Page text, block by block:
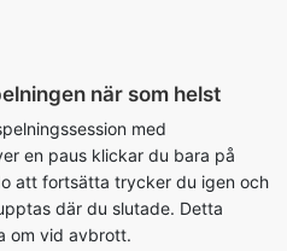
när som helst
med
en paus klickar du bara på
att fortsätta trycker du igen och
där du slutade. Detta
om vid avbrott.